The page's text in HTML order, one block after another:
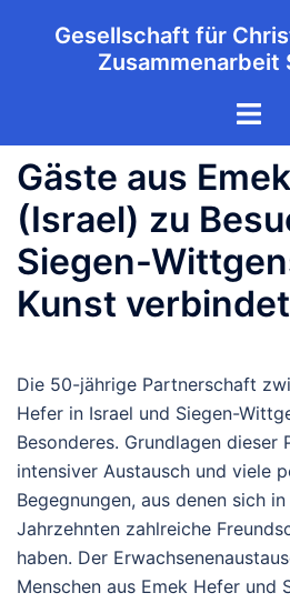
Gesellschaft für
Zusammenarbeit
Menü
Gäste aus
(Israel) zu
Siegen-
Kunst verbindet
Die 50-jährige Partnerschaft
Hefer in Israel und Siegen-
Besonderes. Grundlagen dieser
intensiver Austausch und viele
Begegnungen, aus denen sich
Jahrzehnten zahlreiche
haben. Der
Menschen aus Emek Hefer und